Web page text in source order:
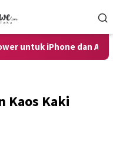
dan Android dengan
Kaos Kaki